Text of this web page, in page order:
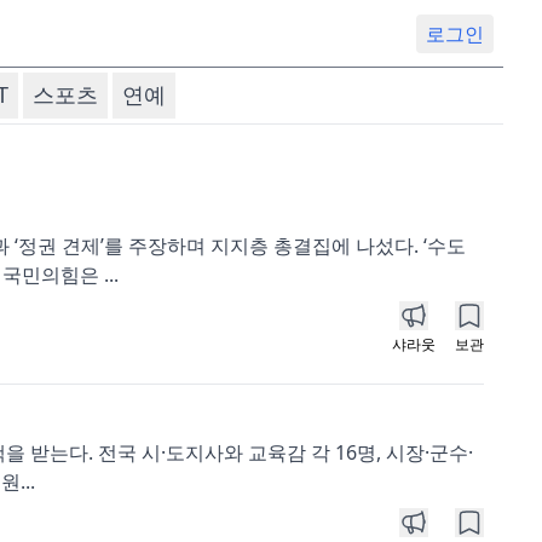
로그인
스포츠 연예
정권 견제’를 주장하며 지지층 총결집에 나섰다. ‘수도
민의힘은 ...
샤라웃 보관
받는다. 전국 시·도지사와 교육감 각 16명, 시장·군수·
...